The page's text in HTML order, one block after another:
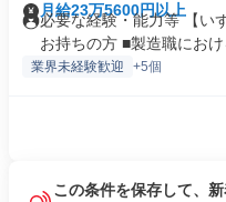
月給23万5600円以上
必要な経験・能力等 【い
お持ちの方 ■製造職におけ
業界未経験歓迎 +5個
この条件を保存して、